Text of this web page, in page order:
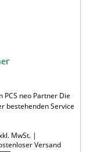
PCS neo Partner Die
bestehenden Service
MwSt. |
Versand